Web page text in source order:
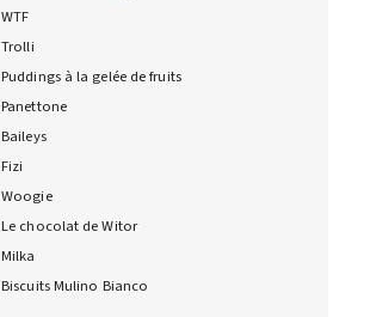
WTF
Trolli
Puddings à la gelée de fruits
Panettone
Baileys
Fizi
Woogie
Le chocolat de Witor
Milka
Biscuits Mulino Bianco